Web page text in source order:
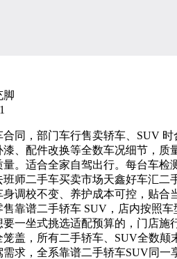
脚
，部门车行售卖轿车、SUV 时
、配件改换等全数车况细节，
量。适合全家自驾出行。每台车
师二手车买卖市场天鑫好车汇
调校不变、养护成本可控，贴
靠谱二手轿车 SUV，店内按照
一坐式挑选适配预算的，门店
盖，所有二手轿车、SUV全数
求，全系靠谱二手轿车SUV同